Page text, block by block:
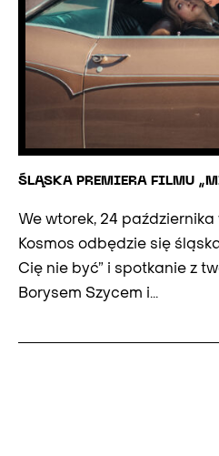
ŚLĄSKA PREMIERA FILMU
We wtorek, 24
Kosmos odbędzie się
Cię nie być” i spotkanie z
Borysem Szycem i...